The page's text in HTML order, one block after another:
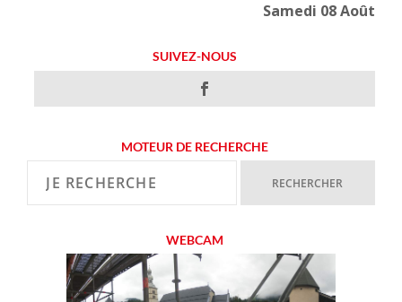
Samedi 08 Août
SUIVEZ-NOUS
MOTEUR DE RECHERCHE
WEBCAM